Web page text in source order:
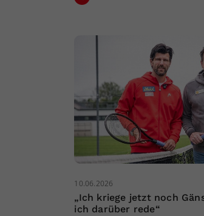
10.06.2026
„Ich kriege jetzt noch
ich darüber rede“